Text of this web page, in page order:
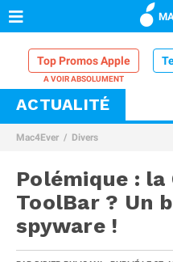
Top Promos Apple
VPN Mac
Comparatif iPhone
ACTUALITÉ
Mac4Ever Divers
Polémique : la
ToolBar ? Un
spyware !